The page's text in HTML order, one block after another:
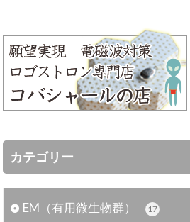
カテゴリー
EM（有用微生物群） 17